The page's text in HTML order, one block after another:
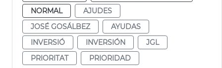
NORMAL
AJUDES
JOSÉ GOSÁLBEZ
AYUDAS
INVERSIÓ
INVERSIÓN
JGL
PRIORITAT
PRIORIDAD